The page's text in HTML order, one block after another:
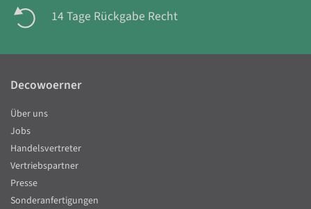
14 Tage Rückgabe Recht
Decowoerner
Über uns
Jobs
Handelsvertreter
Vertriebspartner
Presse
Sonderanfertigungen